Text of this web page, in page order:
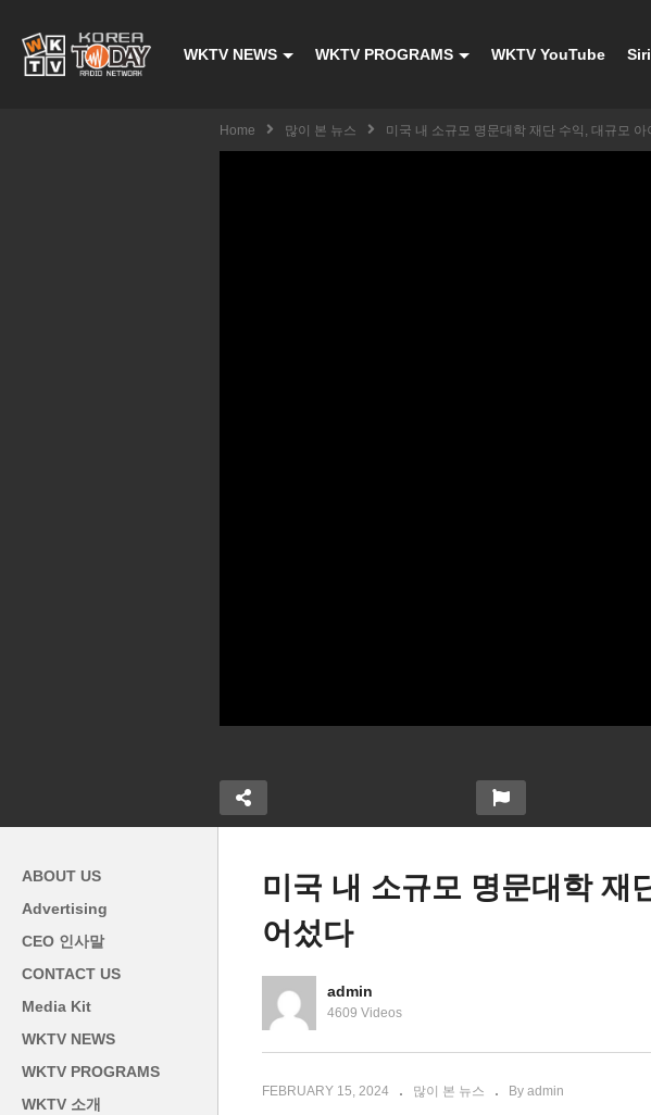
WKTV NEWS WKTV PROGRAMS WKTV YouTube
Home 많이 본 뉴스 미국 내 소규모 명문대학 재단 수익, 대규모
부율 ‘공화
세계 부자 국가 순위 바뀌었다
ABOUT US
Advertising
CEO 인사말
CONTACT US
Media Kit
WKTV NEWS
WKTV PROGRAMS
WKTV 소개
미국 내 소규모 명문대학 재
어섰다
admin
4609 Videos
FEBRUARY 15, 2024 많이 본 뉴스 By admin